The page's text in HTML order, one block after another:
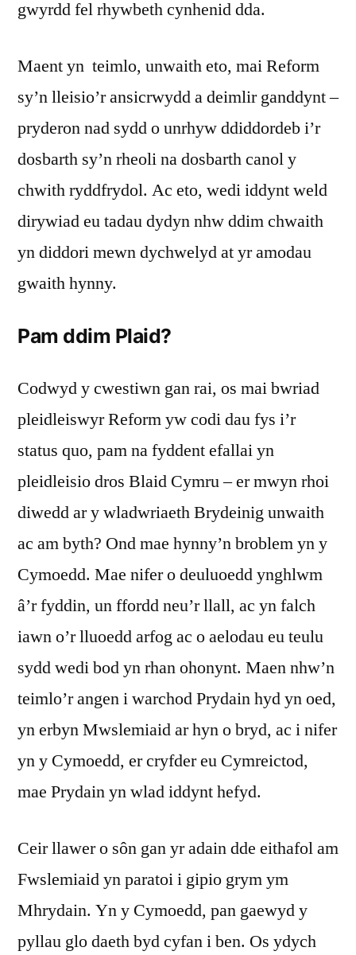
gwyrdd fel rhywbeth cynhenid dda.
Maent yn teimlo, unwaith eto, mai Reform
sy’n lleisio’r ansicrwydd a deimlir ganddynt –
pryderon nad sydd o unrhyw ddiddordeb i’r
dosbarth sy’n rheoli na dosbarth canol y
chwith ryddfrydol. Ac eto, wedi iddynt weld
dirywiad eu tadau dydyn nhw ddim chwaith
yn diddori mewn dychwelyd at yr amodau
gwaith hynny.
Pam ddim Plaid?
Codwyd y cwestiwn gan rai, os mai bwriad
pleidleiswyr Reform yw codi dau fys i’r
status quo, pam na fyddent efallai yn
pleidleisio dros Blaid Cymru – er mwyn rhoi
diwedd ar y wladwriaeth Brydeinig unwaith
ac am byth? Ond mae hynny’n broblem yn y
Cymoedd. Mae nifer o deuluoedd ynghlwm
â’r fyddin, un ffordd neu’r llall, ac yn falch
iawn o’r lluoedd arfog ac o aelodau eu teulu
sydd wedi bod yn rhan ohonynt. Maen nhw’n
teimlo’r angen i warchod Prydain hyd yn oed,
yn erbyn Mwslemiaid ar hyn o bryd, ac i nifer
yn y Cymoedd, er cryfder eu Cymreictod,
mae Prydain yn wlad iddynt hefyd.
Ceir llawer o sôn gan yr adain dde eithafol am
Fwslemiaid yn paratoi i gipio grym ym
Mhrydain. Yn y Cymoedd, pan gaewyd y
pyllau glo daeth byd cyfan i ben. Os ydych